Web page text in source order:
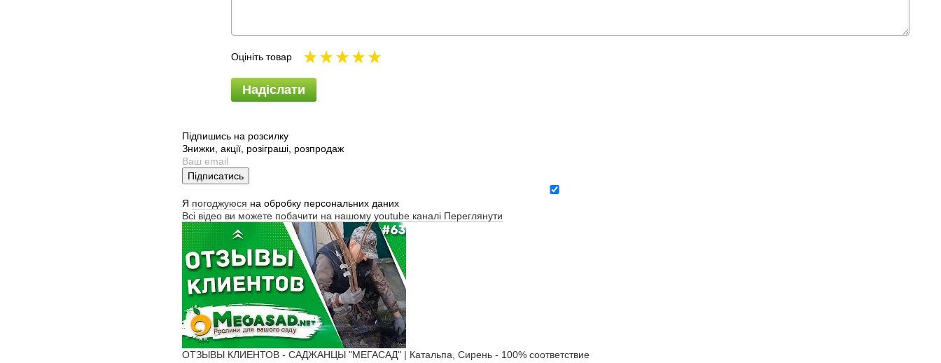
Оцініть товар
Надіслати
Підпишись на розсилку
Знижки, акції, розіграші, розпродаж
Підписатись
Я погоджуюся на обробку персональних даних
Всі відео ви можете побачити на нашому youtube каналі Переглянути
ОТЗЫВЫ КЛИЕНТОВ - САДЖАНЦЫ "МЕГАСАД" | Катальпа, Сирень - 100% соответствие